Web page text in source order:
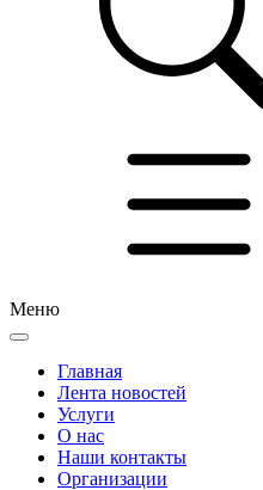
Меню
Главная
Лента новостей
Услуги
О нас
Наши контакты
Организации